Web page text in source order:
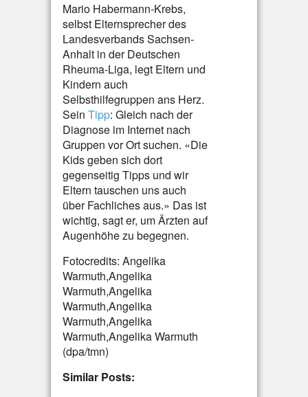
Mario Habermann-Krebs,
selbst Elternsprecher des
Landesverbands Sachsen-
Anhalt in der Deutschen
Rheuma-Liga, legt Eltern und
Kindern auch
Selbsthilfegruppen ans Herz.
Sein Tipp: Gleich nach der
Diagnose im Internet nach
Gruppen vor Ort suchen. «Die
Kids geben sich dort
gegenseitig Tipps und wir
Eltern tauschen uns auch
über Fachliches aus.» Das ist
wichtig, sagt er, um Ärzten auf
Augenhöhe zu begegnen.
Fotocredits: Angelika
Warmuth,Angelika
Warmuth,Angelika
Warmuth,Angelika
Warmuth,Angelika
Warmuth,Angelika Warmuth
(dpa/tmn)
Similar Posts: